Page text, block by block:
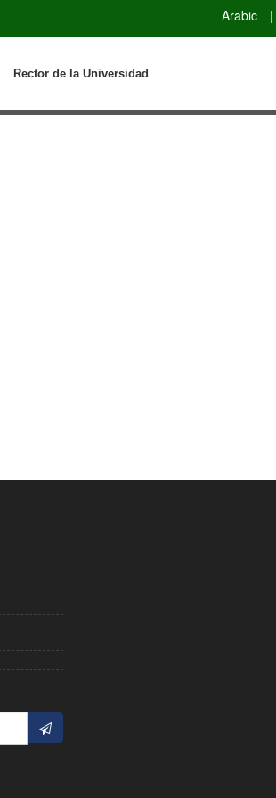
Arabic |
Rector de la Universidad